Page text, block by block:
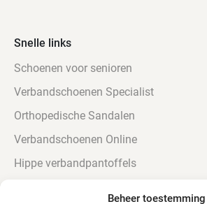
Beheer toestemming
Snelle links
Schoenen voor senioren
Verbandschoenen Specialist
Orthopedische Sandalen
Verbandschoenen Online
Hippe verbandpantoffels